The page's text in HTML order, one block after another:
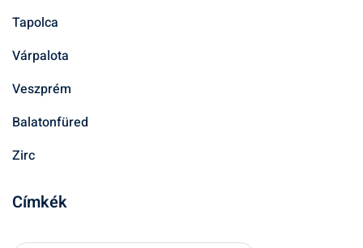
Tapolca
Várpalota
Veszprém
Balatonfüred
Zirc
Címkék